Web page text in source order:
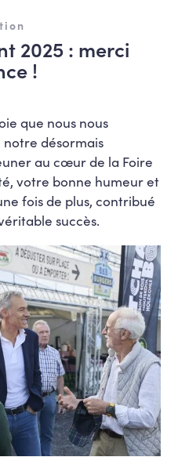
2025 : merci
!
que nous nous
désormais
au cœur de la Foire
votre bonne humeur et
fois de plus, contribué
succès.